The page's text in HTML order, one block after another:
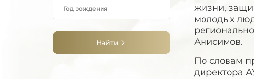
Найти
жизни,
молодых
Анисимов.
По словам
директора